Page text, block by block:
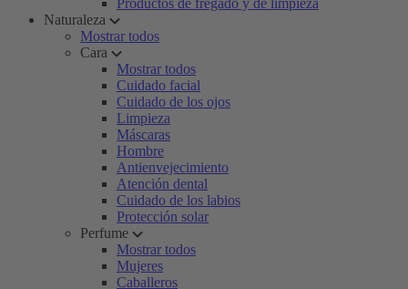
Productos de fregado y de limpieza
Naturaleza
Mostrar todos
Cara
Mostrar todos
Cuidado facial
Cuidado de los ojos
Limpieza
Máscaras
Hombre
Antienvejecimiento
Atención dental
Cuidado de los labios
Protección solar
Perfume
Mostrar todos
Mujeres
Caballeros